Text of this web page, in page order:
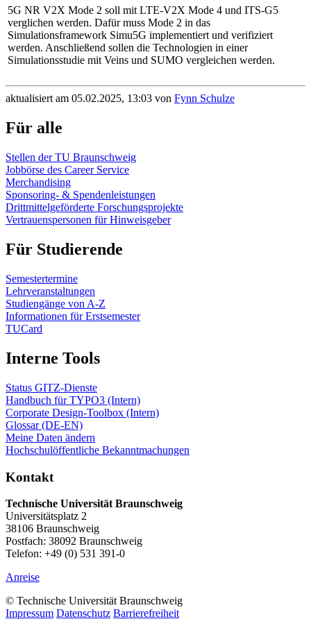
5G NR V2X Mode 2 soll mit LTE-V2X Mode 4 und ITS-G5
verglichen werden. Dafür muss Mode 2 in das
Simulationsframework Simu5G implementiert und verifiziert
werden. Anschließend sollen die Technologien in einer
Simulationsstudie mit Veins und SUMO vergleichen werden.
aktualisiert am 05.02.2025, 13:03 von Fynn Schulze
Für alle
Stellen der TU Braunschweig
Jobbörse des Career Service
Merchandising
Sponsoring- & Spendenleistungen
Drittmittelgeförderte Forschungsprojekte
Vertrauenspersonen für Hinweisgeber
Für Studierende
Semestertermine
Lehrveranstaltungen
Studiengänge von A-Z
Informationen für Erstsemester
TUCard
Interne Tools
Status GITZ-Dienste
Handbuch für TYPO3 (Intern)
Corporate Design-Toolbox (Intern)
Glossar (DE-EN)
Meine Daten ändern
Hochschulöffentliche Bekanntmachungen
Kontakt
Technische Universität Braunschweig
Universitätsplatz 2
38106 Braunschweig
Postfach: 38092 Braunschweig
Telefon: +49 (0) 531 391-0
Anreise
© Technische Universität Braunschweig
Impressum Datenschutz Barrierefreiheit